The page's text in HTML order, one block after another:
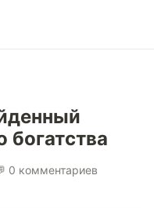
богатства
0 комментариев